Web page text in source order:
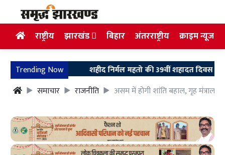
राष्ट्रीय झारखंड बिहार अंतरराष्ट्रीय क्राइम न्यूज
Trending Now
शहीद निर्मल महतो की 39वीं शहादत दिवस पर
समाचार
राजनीति असम में होगी शांति बहाल, गृह